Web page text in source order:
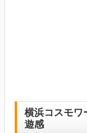
横浜コスモワ
遊感